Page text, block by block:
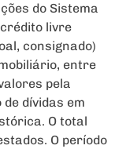
do Sistema
livre
consignado)
entre
pela
dívidas em
O total
O período